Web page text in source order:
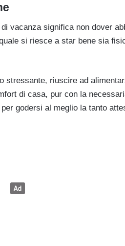
vacanza significa non dover
si riesce a star bene sia
stressante, riuscire ad
di casa, pur con la
godersi al meglio la tanto